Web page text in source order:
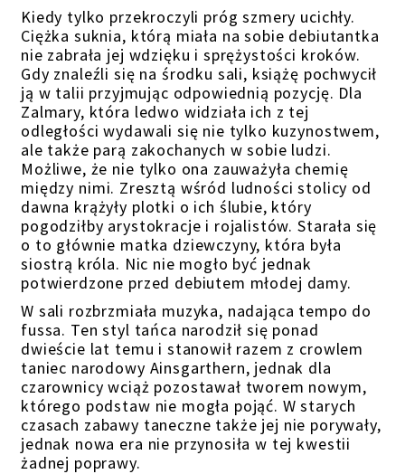
Kiedy tylko przekroczyli próg szmery ucichły.
Ciężka suknia, którą miała na sobie debiutantka
nie zabrała jej wdzięku i sprężystości kroków.
Gdy znaleźli się na środku sali, książę pochwycił
ją w talii przyjmując odpowiednią pozycję. Dla
Zalmary, która ledwo widziała ich z tej
odległości wydawali się nie tylko kuzynostwem,
ale także parą zakochanych w sobie ludzi.
Możliwe, że nie tylko ona zauważyła chemię
między nimi. Zresztą wśród ludności stolicy od
dawna krążyły plotki o ich ślubie, który
pogodziłby arystokracje i rojalistów.Starała się
o to głównie matka dziewczyny, która była
siostrą króla. Nic nie mogło być jednak
potwierdzone przed debiutem młodej damy.
W sali rozbrzmiała muzyka, nadająca tempo do
fussa. Ten styl tańca narodził się ponad
dwieście lat temu i stanowił razem z crowlem
taniec narodowy Ainsgarthern, jednak dla
czarownicy wciąż pozostawał tworem nowym,
którego podstaw nie mogła pojąć. W starych
czasach zabawy taneczne także jej nie porywały,
jednak nowa era nie przynosiła w tej kwestii
żadnej poprawy.